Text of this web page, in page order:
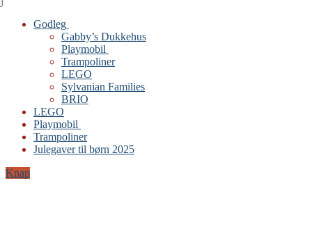
Godleg
Gabby’s Dukkehus
Playmobil
Trampoliner
LEGO
Sylvanian Families
BRIO
LEGO
Playmobil
Trampoliner
Julegaver til børn 2025
Knap